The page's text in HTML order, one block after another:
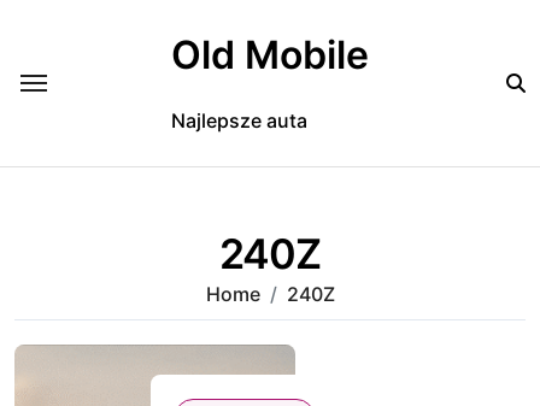
Old Mobile
Najlepsze auta
240Z
Home 240Z